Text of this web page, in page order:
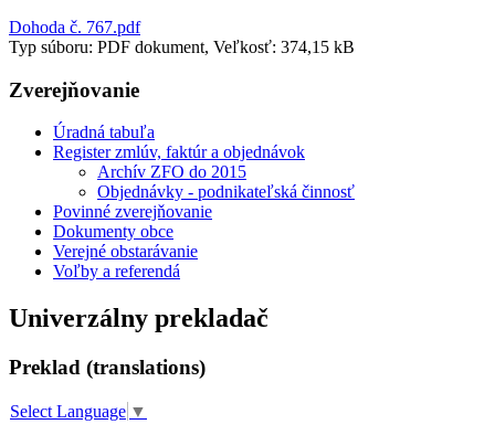
Dohoda č. 767.pdf
Typ súboru: PDF dokument, Veľkosť: 374,15 kB
Zverejňovanie
Úradná tabuľa
Register zmlúv, faktúr a objednávok
Archív ZFO do 2015
Objednávky - podnikateľská činnosť
Povinné zverejňovanie
Dokumenty obce
Verejné obstarávanie
Voľby a referendá
Univerzálny prekladač
Preklad (translations)
Select Language ▼